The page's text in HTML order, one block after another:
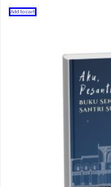
Add to cart